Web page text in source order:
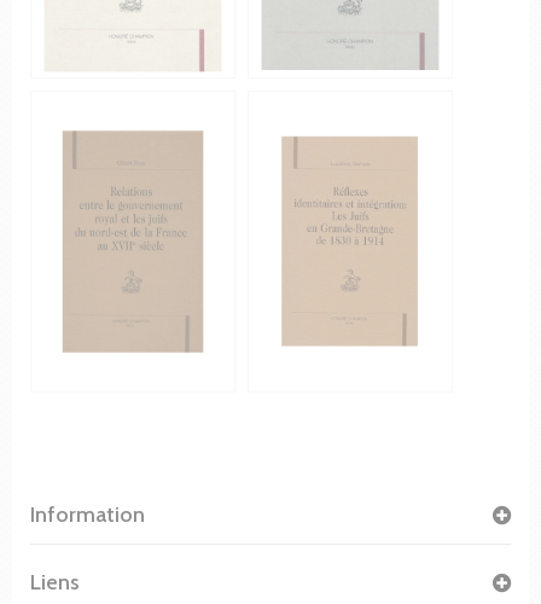
Information
Liens